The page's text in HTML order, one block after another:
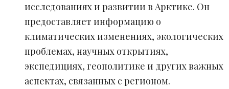
исследованиях и развитии в Арктике. Он
предоставляет информацию о
климатических изменениях, экологических
проблемах, научных открытиях,
экспедициях, геополитике и других важных
аспектах, связанных с регионом.